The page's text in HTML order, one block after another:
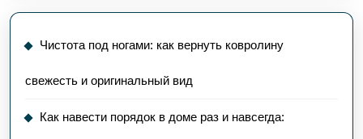
Чистота под ногами: как вернуть ковролину
свежесть и оригинальный вид
Как навести порядок в доме раз и навсегда: